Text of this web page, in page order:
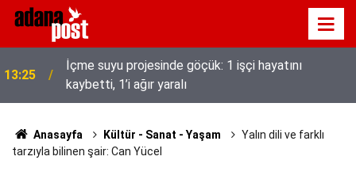
13:17
Adana’da Huzur ve Güven uygulaması: 62 aranan
şahıs yakalandı, 3 milyon 924 bin TL ceza kesildi
Anasayfa Kültür - Sanat - Yaşam
Yalın dili ve farklı
tarzıyla bilinen şair: Can Yücel